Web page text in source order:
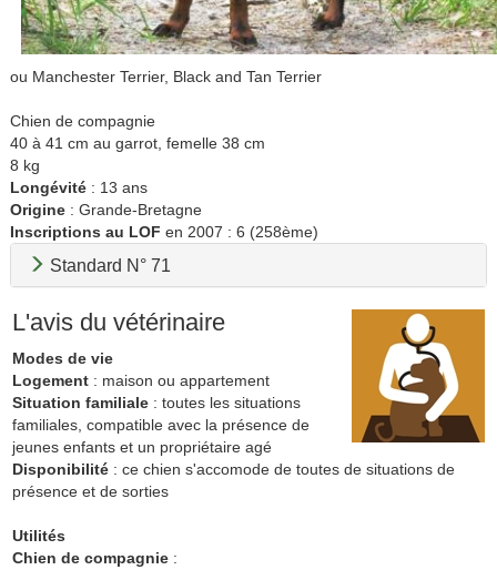
ou Manchester Terrier, Black and Tan Terrier
Chien de compagnie
40 à 41 cm au garrot, femelle 38 cm
8 kg
Longévité: 13 ans
Origine: Grande-Bretagne
Inscriptions au LOF en 2007 : 6 (258ème)
Standard N° 71
L'avis du vétérinaire
Modes de vie
Logement: maison ou appartement
Situation familiale: toutes les situations
familiales, compatible avec la présence de
jeunes enfants et un propriétaire agé
Disponibilité: ce chien s'accomode de toutes de situations de
présence et de sorties
Utilités
Chien de compagnie: